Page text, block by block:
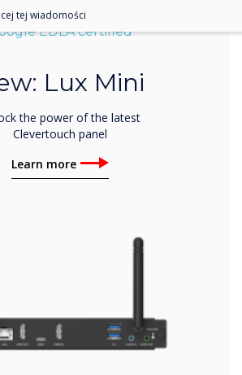
EDLA certified
Lux Mini
the power of the latest
Clevertouch panel
Learn more
tej wiadomości